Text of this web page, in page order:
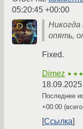
05:20:45 +00:00
Никогда
опять,
Fixed.
Dimez
Последнее
+00:00 (всего
Ссылка